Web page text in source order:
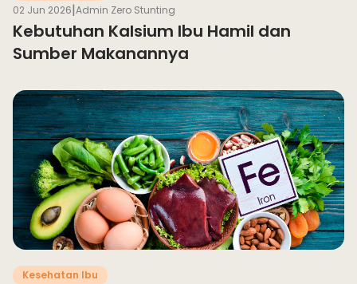
02 Jun 2026|Admin Zero Stunting
Kebutuhan Kalsium Ibu Hamil dan
Sumber Makanannya
Kesehatan Ibu